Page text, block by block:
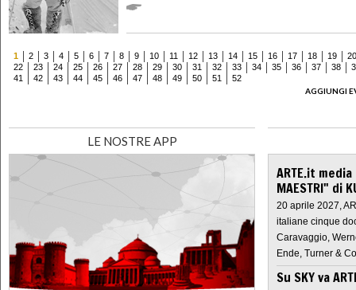
1 2 3 4 5 6 7 8 9 10 11 12 13 14 15 16 17 18 19
20
22
23 24 25 26 27 28 29 30 31 32 33 34 35 36 37 38
41
42 43 44 45 46 47 48 49 50 51
52
AGGIUNGI
LE NOSTRE APP
ARTE.it
MAESTRI" di
20 aprile 2027,
italiane cinque
Caravaggio,
Ende, Turner &
Su SKY va